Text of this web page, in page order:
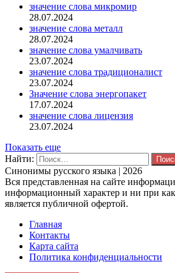
значение слова микромир
28.07.2024
значение слова металл
28.07.2024
значение слова умалчивать
23.07.2024
значение слова традиционалист
23.07.2024
Значение слова энергопакет
17.07.2024
значение слова лицензия
23.07.2024
Показать еще
Найти:
Синонимы русского языка | 2026
Вся представленная на сайте
информационный характер и ни при
является публичной офертой.
Главная
Контакты
Карта сайта
Политика конфиденциальности